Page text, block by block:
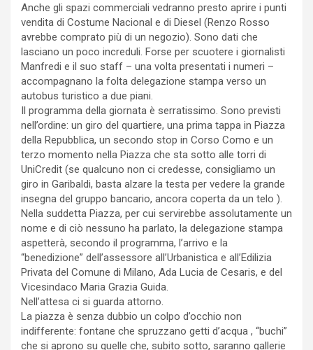
Anche gli spazi commerciali vedranno presto aprire i punti
vendita di Costume Nacional e di Diesel (Renzo Rosso
avrebbe comprato più di un negozio). Sono dati che
lasciano un poco increduli. Forse per scuotere i giornalisti
Manfredi e il suo staff – una volta presentati i numeri –
accompagnano la folta delegazione stampa verso un
autobus turistico a due piani.
Il programma della giornata è serratissimo. Sono previsti
nell’ordine: un giro del quartiere, una prima tappa in Piazza
della Repubblica, un secondo stop in Corso Como e un
terzo momento nella Piazza che sta sotto alle torri di
UniCredit (se qualcuno non ci credesse, consigliamo un
giro in Garibaldi, basta alzare la testa per vedere la grande
insegna del gruppo bancario, ancora coperta da un telo ).
Nella suddetta Piazza, per cui servirebbe assolutamente un
nome e di ciò nessuno ha parlato, la delegazione stampa
aspetterà, secondo il programma, l’arrivo e la
“benedizione” dell’assessore all’Urbanistica e all’Edilizia
Privata del Comune di Milano, Ada Lucia de Cesaris, e del
Vicesindaco Maria Grazia Guida.
Nell’attesa ci si guarda attorno.
La piazza è senza dubbio un colpo d’occhio non
indifferente: fontane che spruzzano getti d’acqua , “buchi”
che si aprono su quelle che, subito sotto, saranno gallerie